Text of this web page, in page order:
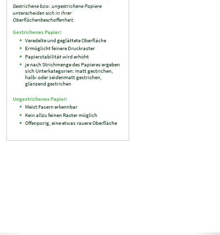
Gestrichene bzw. ungestrichene Papiere
unterscheiden sich in ihrer
Oberflächenbeschaffenheit.
Gestrichenes Papier:
Veredelte und geglättete Oberfläche
Ermöglicht feinere Druckraster
Papierstabilität wird erhöht
je nach Strichmenge des Papieres ergeben
sich Unterkategorien: matt gestrichen,
halb- oder seidenmatt gestrichen,
glänzend gestrichen
Ungestrichenes Papier:
Meist Fasern erkennbar
Kein allzu feinen Raster möglich
Offenporig, eine etwas rauere Oberfläche